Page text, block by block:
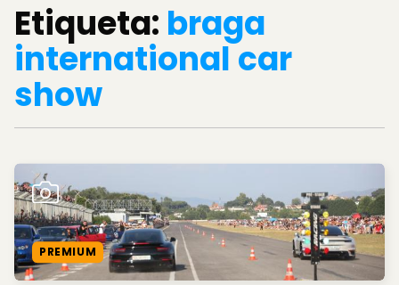
Etiqueta: braga
international car
show
PREMIUM